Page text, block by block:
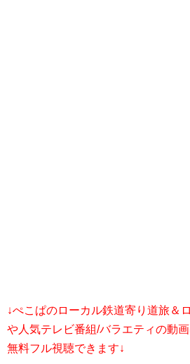
↓ぺこぱのローカル鉄道寄り道旅＆
や人気テレビ番組/バラエティの動
無料フル視聴できます↓